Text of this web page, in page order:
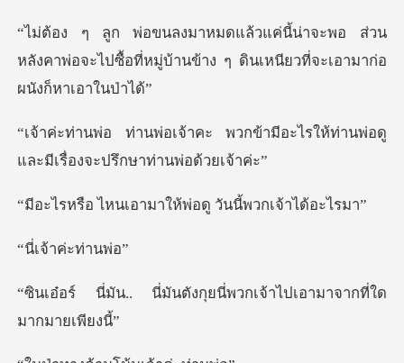
พอ ส่วน
หลังคาพ่อจะไปซื้อที่หมู่บ้านข้าง ๆ
พวกข้ามีอะไรให้ท่านพ่อดู
และมีเ
ามาให้พ่อดู วันนี
้าค่ะท
ันตังกุยนี่พวกเจ้าไปเอาม